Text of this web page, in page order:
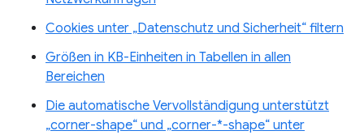
Cookies unter „Datenschutz und Sicherheit“ filtern
Größen in KB-Einheiten in Tabellen in allen
Bereichen
Die automatische Vervollständigung unterstützt
„corner-shape“ und „corner-*-shape“ unter